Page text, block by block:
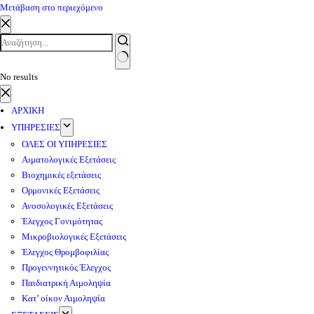
Μετάβαση στο περιεχόμενο
No results
ΑΡΧΙΚΗ
ΥΠΗΡΕΣΙΕΣ
ΟΛΕΣ ΟΙ ΥΠΗΡΕΣΙΕΣ
Αιματολογικές Εξετάσεις
Βιοχημικές εξετάσεις
Ορμονικές Εξετάσεις
Ανοσολογικές Εξετάσεις
Έλεγχος Γονιμότητας
Μικροβιολογικές Εξετάσεις
Έλεγχος Θρομβοφιλίας
Προγεννητικός Έλεγχος
Παιδιατρική Αιμοληψία
Κατ’ οίκον Αιμοληψία